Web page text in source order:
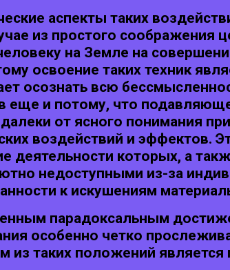
аспекты таких
из простого соображения
на Земле на
освоение таких техник
осознать всю
еще и потому, что
от ясного понимания
воздействий и эффектов.
деятельности которых, а
недоступными из-за
к искушениям
парадоксальным
особенно четко
таких положений является